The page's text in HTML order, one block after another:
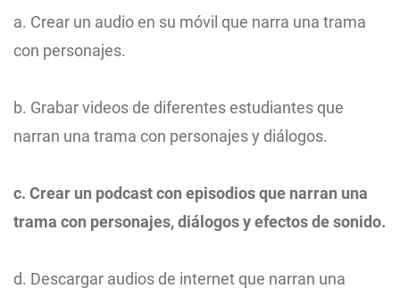
a. Crear un audio en su móvil que narra una trama
con personajes.
b. Grabar videos de diferentes estudiantes que
narran una trama con personajes y diálogos.
c. Crear un podcast con episodios que narran una
trama con personajes, diálogos y efectos de sonido.
d. Descargar audios de internet que narran una